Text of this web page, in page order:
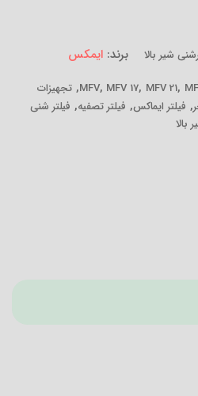
شیر بالا برند:ایمکس
MFV, MFV 17, MFV 21,
,تجهیزات
, فیلتر ایماکس, فیلتر تصفیه, فیلتر شنی
بالا